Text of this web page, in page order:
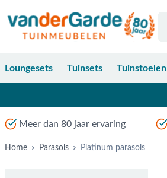
Loungesets Tuinsets Tuinstoelen
Meer dan 80 jaar ervaring
Home Parasols Platinum parasols